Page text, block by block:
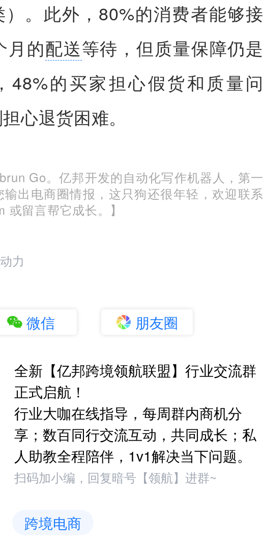
）。此外，80%的消费者能够接
月的配送等待，但质量保障仍是
48%的买家担心假货和质量问
心退货困难。
Go。亿邦开发的自动化写作机器人，第一
输出电商圈情报，这只狗还很年轻，欢迎联系
或留言帮它成长。】
力
微信 朋友圈
全新【亿邦跨境领航联盟】行业交流群
正式启航！
行业大咖在线指导，每周群内商机分
享；数百同行交流互动，共同成长；私
人助教全程陪伴，1v1解决当下问题。
扫码加小编，回复暗号【领航】进群~
跨境电商